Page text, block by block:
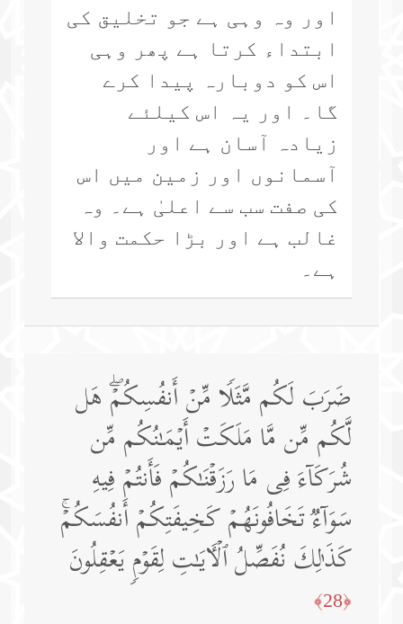
اور وہ وہی ہے جو تخلیق کی
ابتداء کرتا ہے پھر وہی
اس کو دوبارہ پیدا کرے
گا۔ اور یہ اس کیلئے
زیادہ آسان ہے اور
آسمانوں اور زمین میں اس
کی صفت سب سے اعلیٰ ہے۔ وہ
غالب ہے اور بڑا حکمت والا
ہے۔
ضَرَبَ لَكُم مَّثَلࣰا مِّنۡ أَنفُسِكُمۡۖ هَل
لَّكُم مِّن مَّا مَلَكَتۡ أَیۡمَـٰنُكُم مِّن
شُرَكَاۤءَ فِی مَا رَزَقۡنَـٰكُمۡ فَأَنتُمۡ فِیهِ
سَوَاۤءࣱ تَخَافُونَهُمۡ كَخِیفَتِكُمۡ أَنفُسَكُمۡۚ
كَذَ ٰ⁠لِكَ نُفَصِّلُ ٱلۡـَٔایَـٰتِ لِقَوۡمࣲ یَعۡقِلُونَ
﴿28﴾